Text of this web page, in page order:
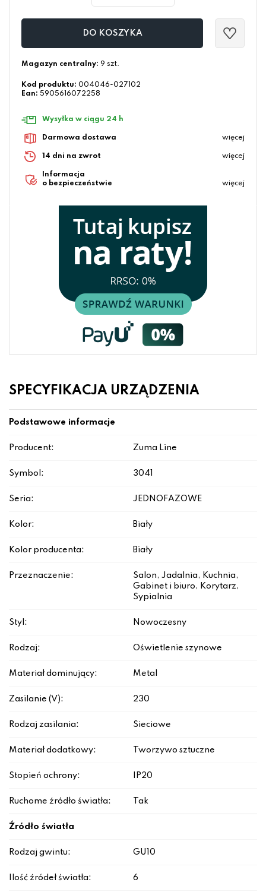
DO KOSZYKA
Magazyn centralny: 9 szt.
Kod produktu: 004046-027102
Ean: 5905616072258
Wysyłka w ciągu 24 h
Darmowa dostawa więcej
14 dni na zwrot więcej
Informacja
o bezpieczeństwie
więcej
SPECYFIKACJA URZĄDZENIA
Podstawowe informacje
Producent: Zuma Line
Symbol: 3041
Seria: JEDNOFAZOWE
Kolor: Biały
Kolor producenta: Biały
Przeznaczenie:
Salon, Jadalnia, Kuchnia,
Gabinet i biuro, Korytarz,
Sypialnia
Styl: Nowoczesny
Rodzaj: Oświetlenie szynowe
Materiał dominujący: Metal
Zasilanie (V): 230
Rodzaj zasilania: Sieciowe
Materiał dodatkowy: Tworzywo sztuczne
Stopień ochrony: IP20
Ruchome źródło światła: Tak
Źródło światła
Rodzaj gwintu: GU10
Ilość źródeł światła: 6